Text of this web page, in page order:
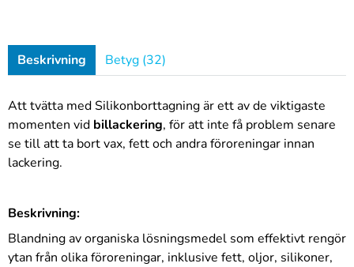
Beskrivning Betyg (32)
Att tvätta medSilikonborttagningär ett av de viktigaste
momenten vid billackering, för att inte få problem senare
se till att ta bort vax, fett och andra föroreningar innan
lackering.
Beskrivning:
Blandning av organiska lösningsmedel som effektivt rengör
ytan från olika föroreningar, inklusive fett, oljor, silikoner,